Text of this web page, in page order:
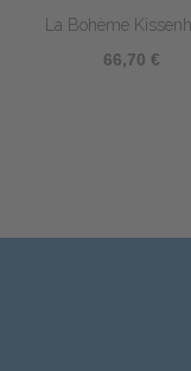
Kissenhülle